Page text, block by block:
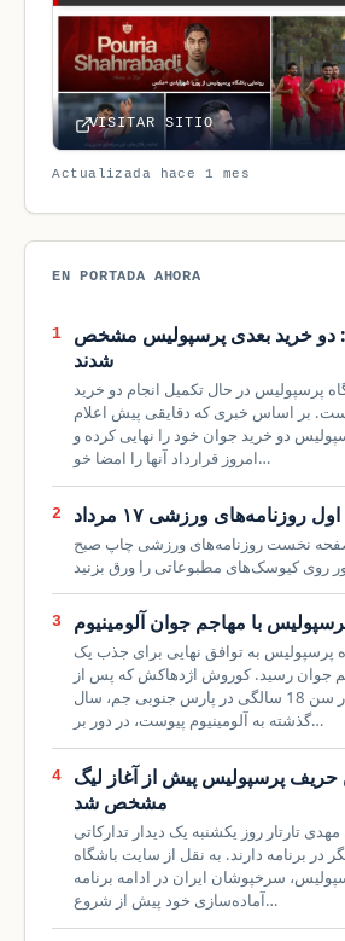
VISITAR SITIO
Actualizada hace 1 mes
EN PORTADA AHORA
1
دو خرید بعدی پرسپولیس مشخص
شدند
پرسپولیس در حال تکمیل انجام دو خرید
بر اساس خبری که دقایقی پیش اعلام
دو خرید جوان خود را نهایی کرده و
امروز قرارداد آنها را امضا خو…
2 روزنامه‌های ورزشی ۱۷ مرداد
نخست روزنامه‌های ورزشی چاپ صبح
3 با مهاجم جوان آلومینیوم
پرسپولیس به توافق نهایی برای جذب یک
جوان رسید. کوروش اژدهاکش که پس از
حضور در سن 18 سالگی در پارس جنوبی جم، سال
گذشته به آلومینیوم پیوست، در دور بر…
4
حریف پرسپولیس پیش از آغاز لیگ
مشخص شد
تارتار روز یکشنبه یک دیدار تدارکاتی
در برنامه دارند. به نقل از سایت باشگاه
سرخپوشان ایران در ادامه برنامه
آماده‌سازی خود پیش از شروع…